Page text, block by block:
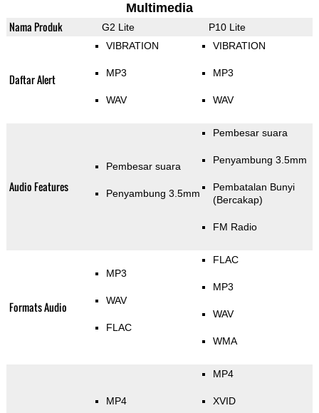
Multimedia
Nama Produk G2 Lite P10 Lite
Daftar Alert
VIBRATION
MP3
WAV
VIBRATION
MP3
WAV
Audio Features
Pembesar suara
Penyambung 3.5mm
Pembesar suara
Penyambung 3.5mm
Pembatalan Bunyi
(Bercakap)
FM Radio
Formats Audio
MP3
WAV
FLAC
FLAC
MP3
WAV
WMA
MP4
MP4
XVID